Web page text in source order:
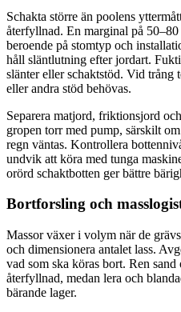
Schakta större än poolens
återfyllnad. En marginal på
beroende på stomtyp och
håll släntlutning efter jordart.
slänter eller schaktstöd. Vid trång
eller andra stöd behövas.
Separera matjord, friktionsjord
gropen torr med pump, särskilt
regn väntas. Kontrollera
undvik att köra med tunga
orörd schaktbotten ger bättre
Bortforsling och
Massor växer i volym när de
och dimensionera antalet lass.
vad som ska köras bort. Ren
återfyllnad, medan lera och
bärande lager.